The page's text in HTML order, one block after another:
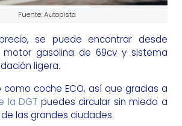
Fuente: Autopista
se puede encontrar desde
gasolina de 69cv y sistema
ligera.
coche ECO, así que gracias a
la DGT puedes circular sin miedo a
las grandes ciudades.